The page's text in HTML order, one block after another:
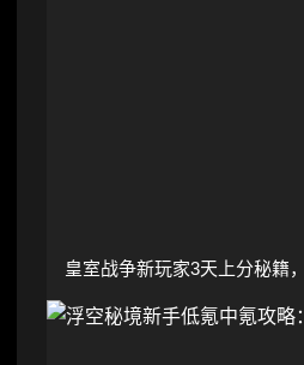
皇室战争新玩家3天上分秘籍